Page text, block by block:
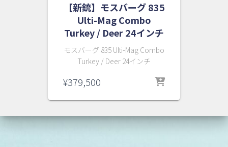
【新銃】モスバーグ 835
Ulti-Mag Combo
Turkey / Deer 24インチ
モスバーグ 835 Ulti-Mag Combo
Turkey / Deer 24インチ
¥379,500